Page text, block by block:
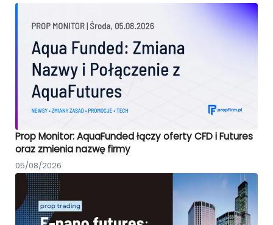
Prop Monitor: AquaFunded łączy oferty CFD i Futures
oraz zmienia nazwę firmy
05/08/2026